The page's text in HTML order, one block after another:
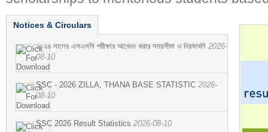
Notices & Circulars
২০২৬ সালের এসএসসি পরীক্ষার আবেদন করার সময়সীমা ও নিয়মাবলি 2026-
08-10
SSC - 2026 ZILLA, THANA BASE STATISTIC 2026-
08-10
SSC 2026 Result Statistics 2026-08-10